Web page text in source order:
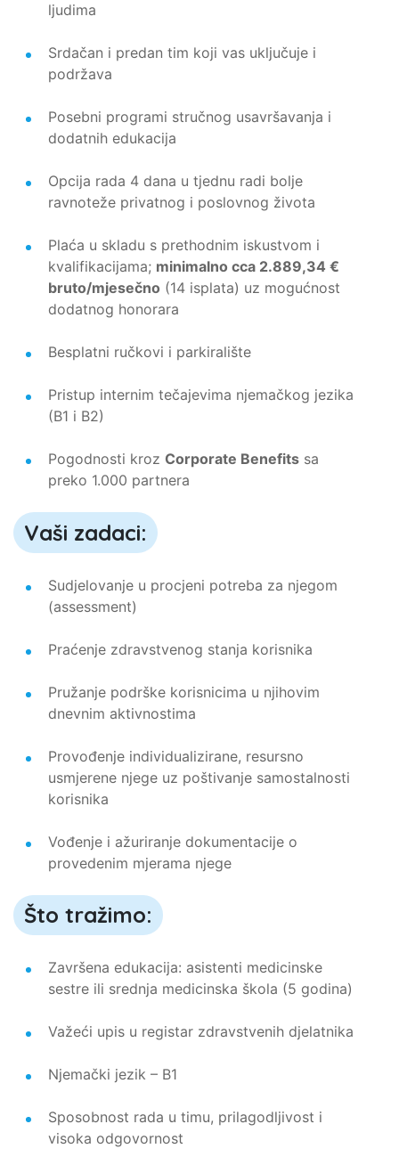
ljudima
Srdačan i predan tim koji vas uključuje i
podržava
Posebni programi stručnog usavršavanja i
dodatnih edukacija
Opcija rada 4 dana u tjednu radi bolje
ravnoteže privatnog i poslovnog života
Plaća u skladu s prethodnim iskustvom i
kvalifikacijama; minimalno cca 2.889,34 €
bruto/mjesečno (14 isplata) uz mogućnost
dodatnog honorara
Besplatni ručkovi i parkiralište
Pristup internim tečajevima njemačkog jezika
(B1 i B2)
Pogodnosti kroz Corporate Benefits sa
preko 1.000 partnera
Vaši zadaci:
Sudjelovanje u procjeni potreba za njegom
(assessment)
Praćenje zdravstvenog stanja korisnika
Pružanje podrške korisnicima u njihovim
dnevnim aktivnostima
Provođenje individualizirane, resursno
usmjerene njege uz poštivanje samostalnosti
korisnika
Vođenje i ažuriranje dokumentacije o
provedenim mjerama njege
Što tražimo:
Završena edukacija: asistenti medicinske
sestre ili srednja medicinska škola (5 godina)
Važeći upis u registar zdravstvenih djelatnika
Njemački jezik – B1
Sposobnost rada u timu, prilagodljivost i
visoka odgovornost